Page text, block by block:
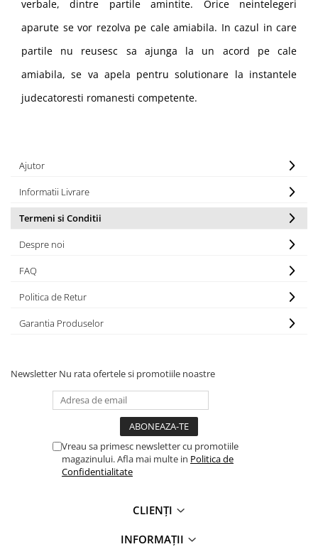
verbale, dintre partile amintite. Orice neintelegeri
aparute se vor rezolva pe cale amiabila. In cazul in care
partile nu reusesc sa ajunga la un acord pe cale
amiabila, se va apela pentru solutionare la instantele
judecatoresti romanesti competente.
Ajutor
Informatii Livrare
Termeni si Conditii
Despre noi
FAQ
Politica de Retur
Garantia Produselor
Newsletter Nu rata ofertele si promotiile noastre
Vreau sa primesc newsletter cu promotiile
magazinului. Afla mai multe in Politica de
Confidentialitate
CLIENȚI
INFORMAȚII